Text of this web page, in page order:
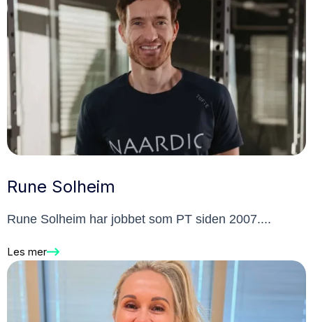
Rune Solheim
Rune Solheim har jobbet som PT siden 2007....
Les mer